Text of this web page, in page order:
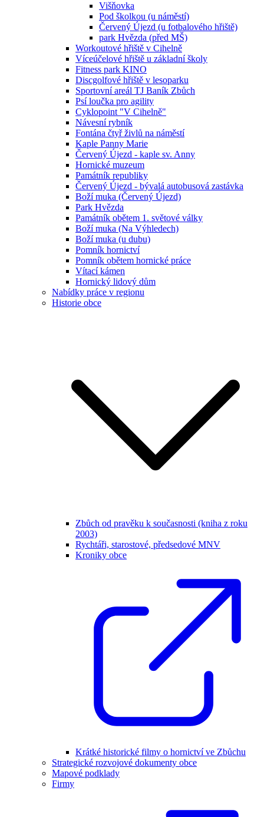
Višňovka
Pod školkou (u náměstí)
Červený Újezd (u fotbalového hřiště)
park Hvězda (před MŠ)
Workoutové hřiště v Cihelně
Víceúčelové hřiště u základní školy
Fitness park KINO
Discgolfové hřiště v lesoparku
Sportovní areál TJ Baník Zbůch
Psí loučka pro agility
Cyklopoint "V Cihelně"
Návesní rybník
Fontána čtyř živlů na náměstí
Kaple Panny Marie
Červený Újezd - kaple sv. Anny
Hornické muzeum
Památník republiky
Červený Újezd - bývalá autobusová zastávka
Boží muka (Červený Újezd)
Park Hvězda
Památník obětem 1. světové války
Boží muka (Na Výhledech)
Boží muka (u dubu)
Pomník hornictví
Pomník obětem hornické práce
Vítací kámen
Hornický lidový dům
Nabídky práce v regionu
Historie obce
Zbůch od pravěku k současnosti (kniha z roku
2003)
Rychtáři, starostové, předsedové MNV
Kroniky obce
Krátké historické filmy o hornictví ve Zbůchu
Strategické rozvojové dokumenty obce
Mapové podklady
Firmy